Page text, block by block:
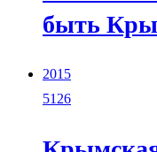
быть
2015
5126